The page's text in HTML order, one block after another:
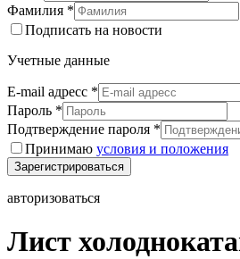
Фамилия *
Подписать на новости
Учетные данные
E-mail адресс *
Пароль *
Подтверждение пароля *
Принимаю условия и положения
Зарегистрироваться
авторизоваться
Лист